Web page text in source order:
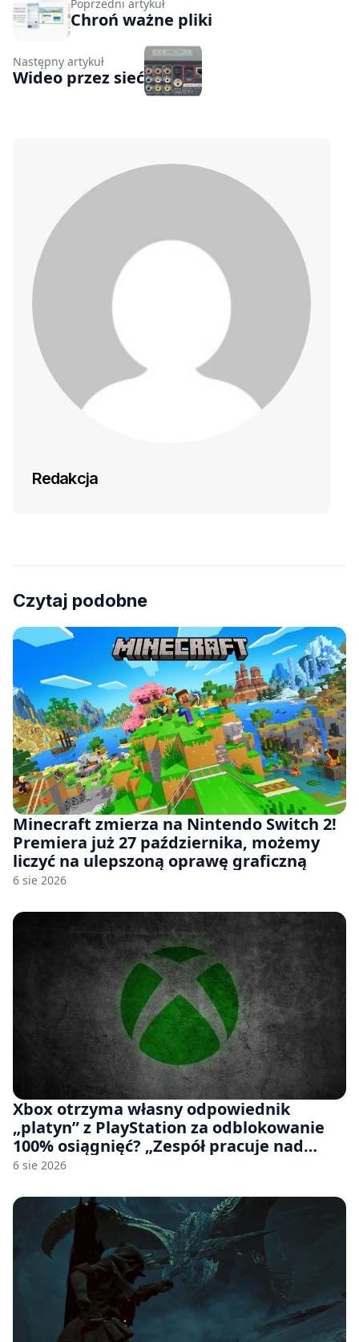
Poprzedni artykuł
Chroń ważne pliki
Następny artykuł
Wideo przez sieć
Redakcja
Czytaj podobne
Minecraft zmierza na Nintendo Switch 2!
Premiera już 27 października, możemy
liczyć na ulepszoną oprawę graficzną
6 sie 2026
Xbox otrzyma własny odpowiednik
„platyn” z PlayStation za odblokowanie
100% osiągnięć? „Zespół pracuje nad
czymś, co ma się pojawić jeszcze w tym
6 sie 2026